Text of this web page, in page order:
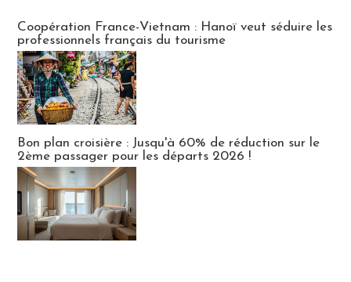
Coopération France-Vietnam : Hanoï veut séduire les
professionnels français du tourisme
Bon plan croisière : Jusqu'à 60% de réduction sur le
2ème passager pour les départs 2026 !